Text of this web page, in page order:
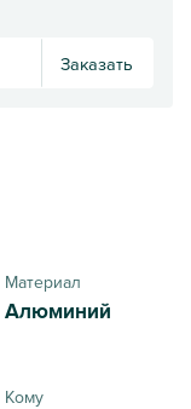
Заказать
Материал
Алюминий
Кому